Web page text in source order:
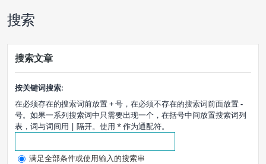
搜索
搜索文章
按关键词搜索:
在必须存在的搜索词前放置+号，在必须不存在的搜索词前面放置-
号。如果一系列搜索词中只需要出现一个，在括号中间放置搜索词列
表，词与词间用 | 隔开。使用 * 作为通配符。
满足全部条件或使用输入的搜索串